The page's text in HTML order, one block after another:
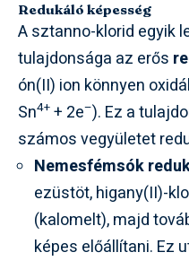
Redukáló képesség
A sztanno-klorid egyik
tulajdonsága az erős
ón(II) ion könnyen
Sn4+ + 2e–). Ez a
számos vegyületet
Nemesfémsók
ezüstöt, higany(II)-
(kalomelt), majd
képes előállítani. Ez